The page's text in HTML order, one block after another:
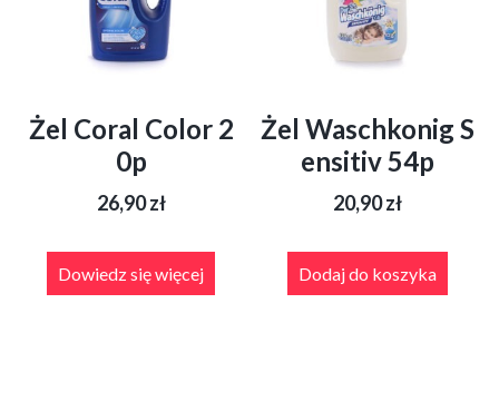
Żel Coral Color 2
0p
26,90zł
Dowiedz się więcej
Żel Waschkonig S
ensitiv 54p
20,90zł
Dodaj do koszyka